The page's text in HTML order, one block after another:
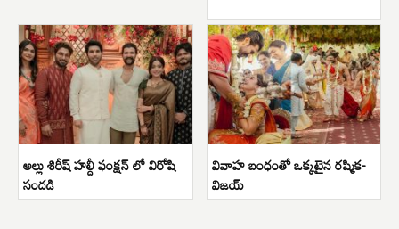
అల్లు శిరీష్ హల్దీ ఫంక్షన్ లో విరోషి
సందడి
వివాహ బంధంతో ఒక్కటైన రష్మిక-
విజయ్